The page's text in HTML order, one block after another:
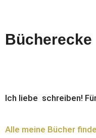
Bücherecke
Ich liebe schreiben!
Alle meine Bücher